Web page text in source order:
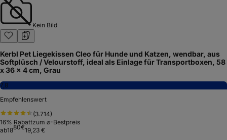
Kein Bild
Kerbl Pet Liegekissen Cleo für Hunde und Katzen, wendbar, aus
Softplüsch / Velourstoff, ideal als Einlage für Transportboxen, 58
x 36 x 4 cm, Grau
7,8
Empfehlenswert
(3.714)
16% Rabattzum ⌀-Bestpreis
ab1880€19,23 €